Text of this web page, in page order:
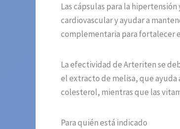
Las cápsulas para la
cardiovascular y ayudar a
complementaria para fortalecer
La efectividad de Arteriten se
el extracto de melisa, que ayuda
colesterol, mientras que las
Para quién está indicado